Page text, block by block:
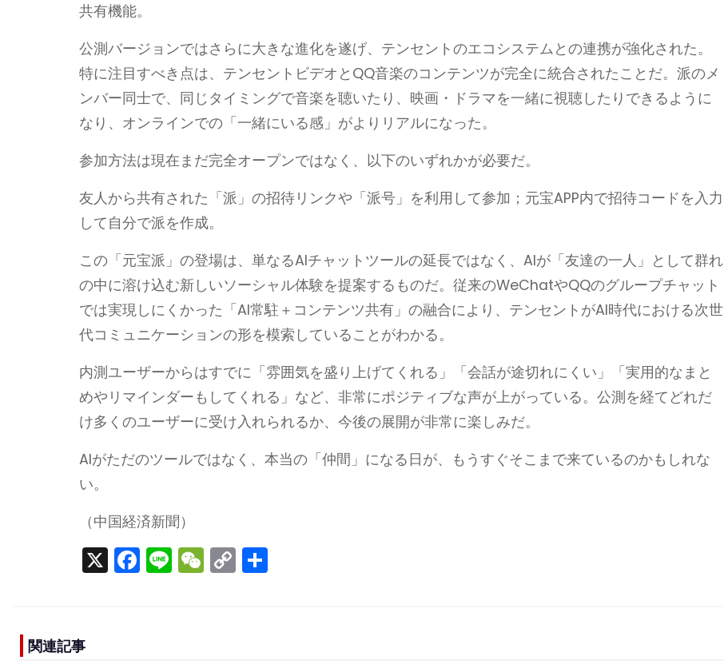
共有機能。
公測バージョンではさらに大きな進化を遂げ、テンセントのエコシステムとの連携が強化された。
特に注目すべき点は、テンセントビデオとQQ音楽のコンテンツが完全に統合されたことだ。派のメ
ンバー同士で、同じタイミングで音楽を聴いたり、映画・ドラマを一緒に視聴したりできるように
なり、オンラインでの「一緒にいる感」がよりリアルになった。
参加方法は現在まだ完全オープンではなく、以下のいずれかが必要だ。
友人から共有された「派」の招待リンクや「派号」を利用して参加；元宝APP内で招待コードを入力
して自分で派を作成。
この「元宝派」の登場は、単なるAIチャットツールの延長ではなく、AIが「友達の一人」として群れ
の中に溶け込む新しいソーシャル体験を提案するものだ。従来のWeChatやQQのグループチャット
では実現しにくかった「AI常駐＋コンテンツ共有」の融合により、テンセントがAI時代における次世
代コミュニケーションの形を模索していることがわかる。
内測ユーザーからはすでに「雰囲気を盛り上げてくれる」「会話が途切れにくい」「実用的なまと
めやリマインダーもしてくれる」など、非常にポジティブな声が上がっている。公測を経てどれだ
け多くのユーザーに受け入れられるか、今後の展開が非常に楽しみだ。
AIがただのツールではなく、本当の「仲間」になる日が、もうすぐそこまで来ているのかもしれな
い。
（中国経済新聞）
X F
a
Li
n
W
e
C
o
関連記事